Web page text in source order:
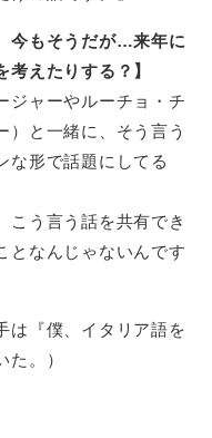
今もそうだが…来年に
えたりする？】
ジャーやルーチョ・チ
）と一緒に、そう言う
な形で話題にしてる
こう言う話を共有でき
となんじゃないんです
は『僕、イタリア語を
。）